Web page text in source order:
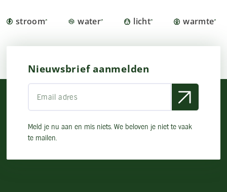
stroom water licht warmte
Nieuwsbrief aanmelden
Meld je nu aan en mis niets. We beloven je niet te vaak
te mailen.